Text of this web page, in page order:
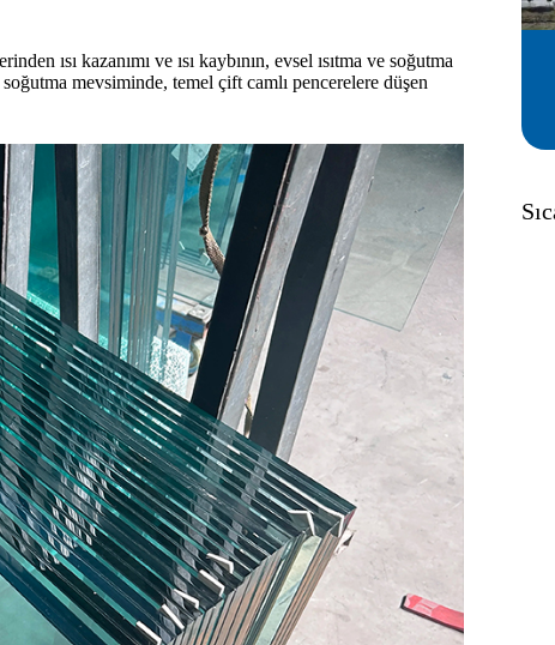
ısı kazanımı ve ısı kaybının, evsel ısıtma ve soğutma
mevsiminde, temel çift camlı pencerelere düşen